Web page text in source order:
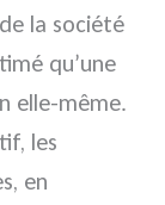
la société
qu’une
elle-même.
les
en